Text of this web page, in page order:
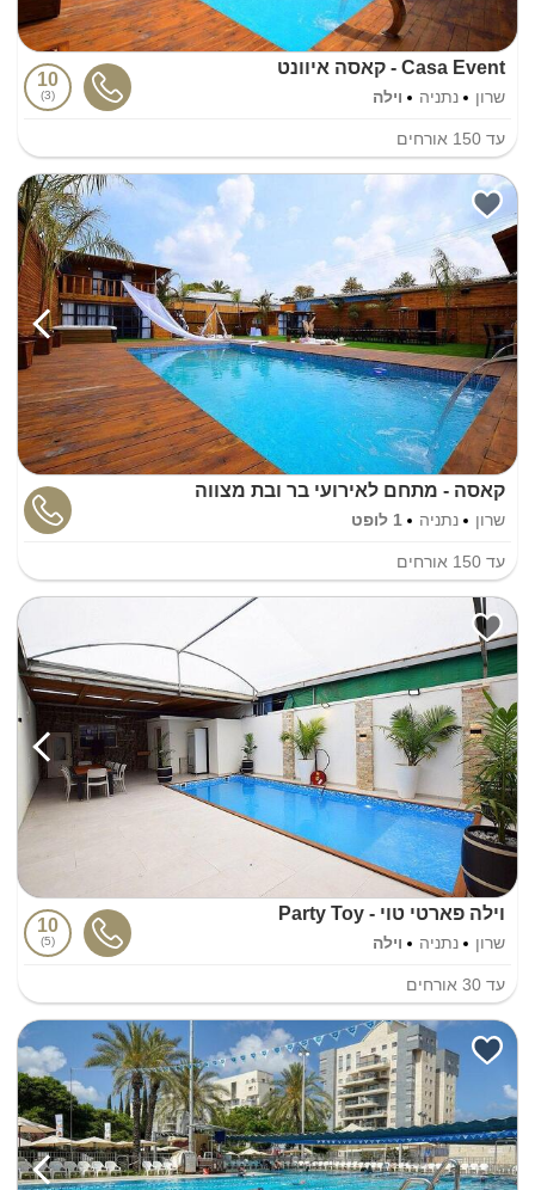
Casa Event - קאסה איוונט
שרון נתניה וילה
10
3
עד 150 אורחים
קאסה - מתחם לאירועי בר ובת מצווה
שרון נתניה 1 לופט
עד 150 אורחים
וילה פארטי טוי - Party Toy
שרון נתניה וילה
10
5
עד 30 אורחים